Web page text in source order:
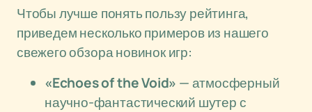
Чтобы лучше понять пользу рейтинга,
приведем несколько примеров из нашего
свежего обзора новинок игр:
«Echoes of the Void» — атмосферный
научно-фантастический шутер с